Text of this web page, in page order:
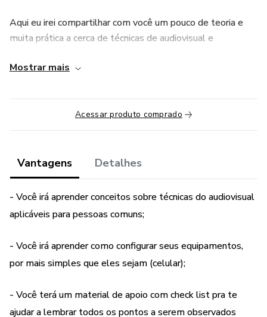
Aqui eu irei compartilhar com você um pouco de teoria e
muita prática a cerca de técnicas de audiovisual e
se que se você se grava, você já usa pelo menos um
Além disso, teremos diversas reflexões e exercícios para
te ajudar a assimilar essas informações e desenvolver seu
que você tem a sua disposição.
Diante dessa bagagem que você irá adquirir, ainda irei
compartilhar sugestões de onde investir (equipamentos),
quando você puder e sentir real necessidade.
Mostrar mais
Acessar produto comprado
Vantagens Detalhes
- Você irá aprender conceitos sobre técnicas do audiovisual
aplicáveis para pessoas comuns;
- Você irá aprender como configurar seus equipamentos,
por mais simples que eles sejam (celular);
- Você terá um material de apoio com check list pra te
ajudar a lembrar todos os pontos a serem observados